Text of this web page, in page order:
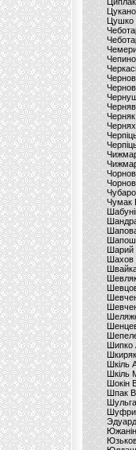
Цушко
Чумак
Шарий
Шахов
Швайка
Шипко
Шкіль
Шкіль
Шокін
Шпак